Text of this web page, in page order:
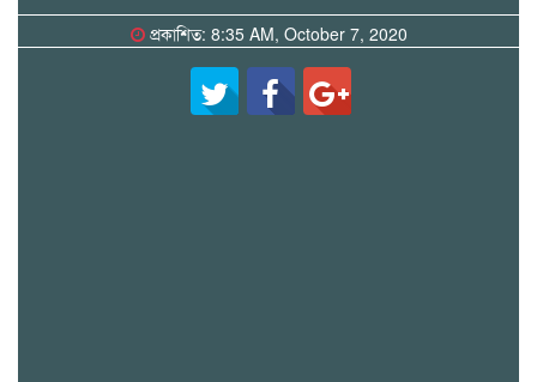
প্রকাশিত: 8:35 AM, October 7, 2020